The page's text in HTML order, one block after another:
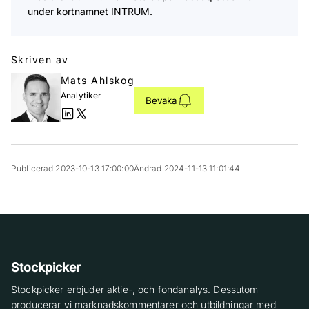
under kortnamnet INTRUM.
Skriven av
Mats Ahlskog
Analytiker Bevaka
Publicerad 2023-10-13 17:00:00Ändrad 2024-11-13 11:01:44
Stockpicker
Stockpicker erbjuder aktie-, och fondanalys. Dessutom
producerar vi marknadskommentarer och utbildningar med